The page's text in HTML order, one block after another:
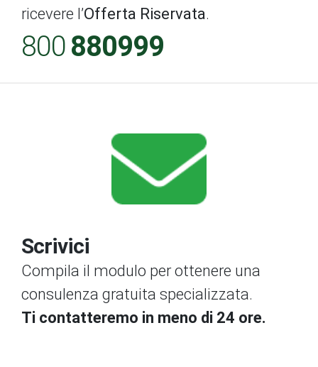
ricevere l’Offerta Riservata.
800880999
Scrivici
Compila il modulo per ottenere una
consulenza gratuita specializzata.
Ti contatteremo in meno di 24 ore.